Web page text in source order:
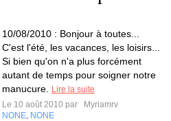
10/08/2010 : Bonjour à toutes...
C'est l'été, les vacances, les loisirs...
Si bien qu'on n'a plus forcément
autant de temps pour soigner notre
manucure.
Lire la suite
Le 10 août 2010 par
Myriamrv
NONE NONE